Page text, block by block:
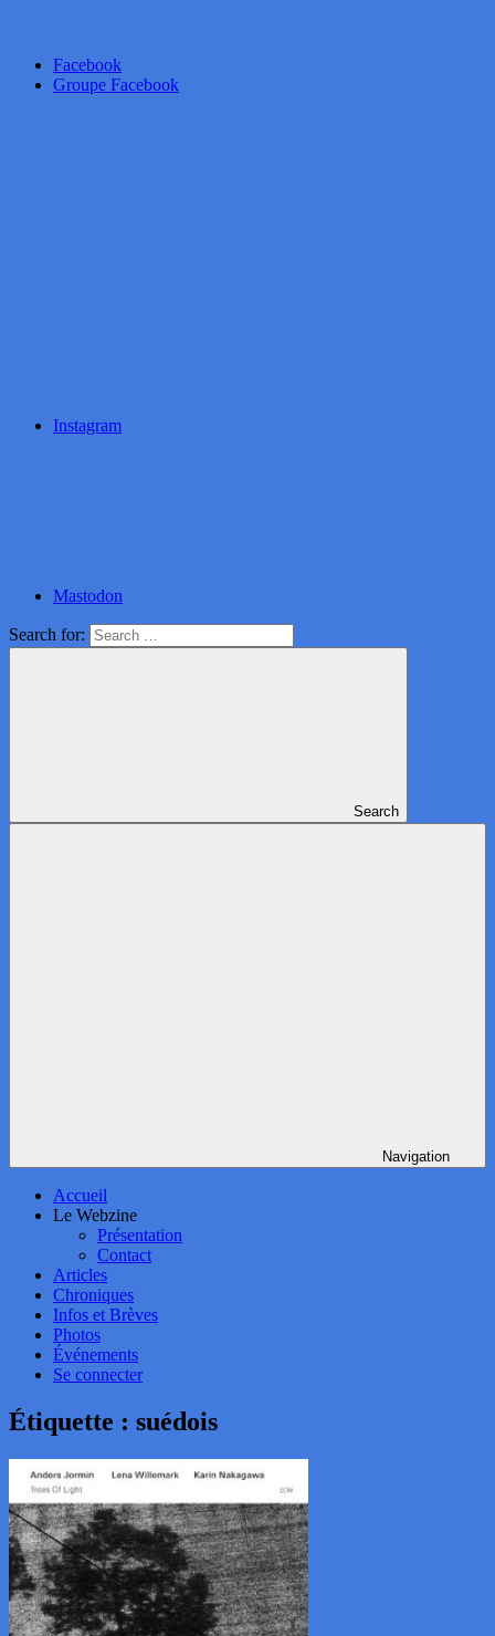
Facebook
Groupe Facebook
Instagram
Mastodon
Search for:
Search
Navigation
Accueil
Le Webzine
Présentation
Contact
Articles
Chroniques
Infos et Brèves
Photos
Événements
Se connecter
Étiquette : suédois